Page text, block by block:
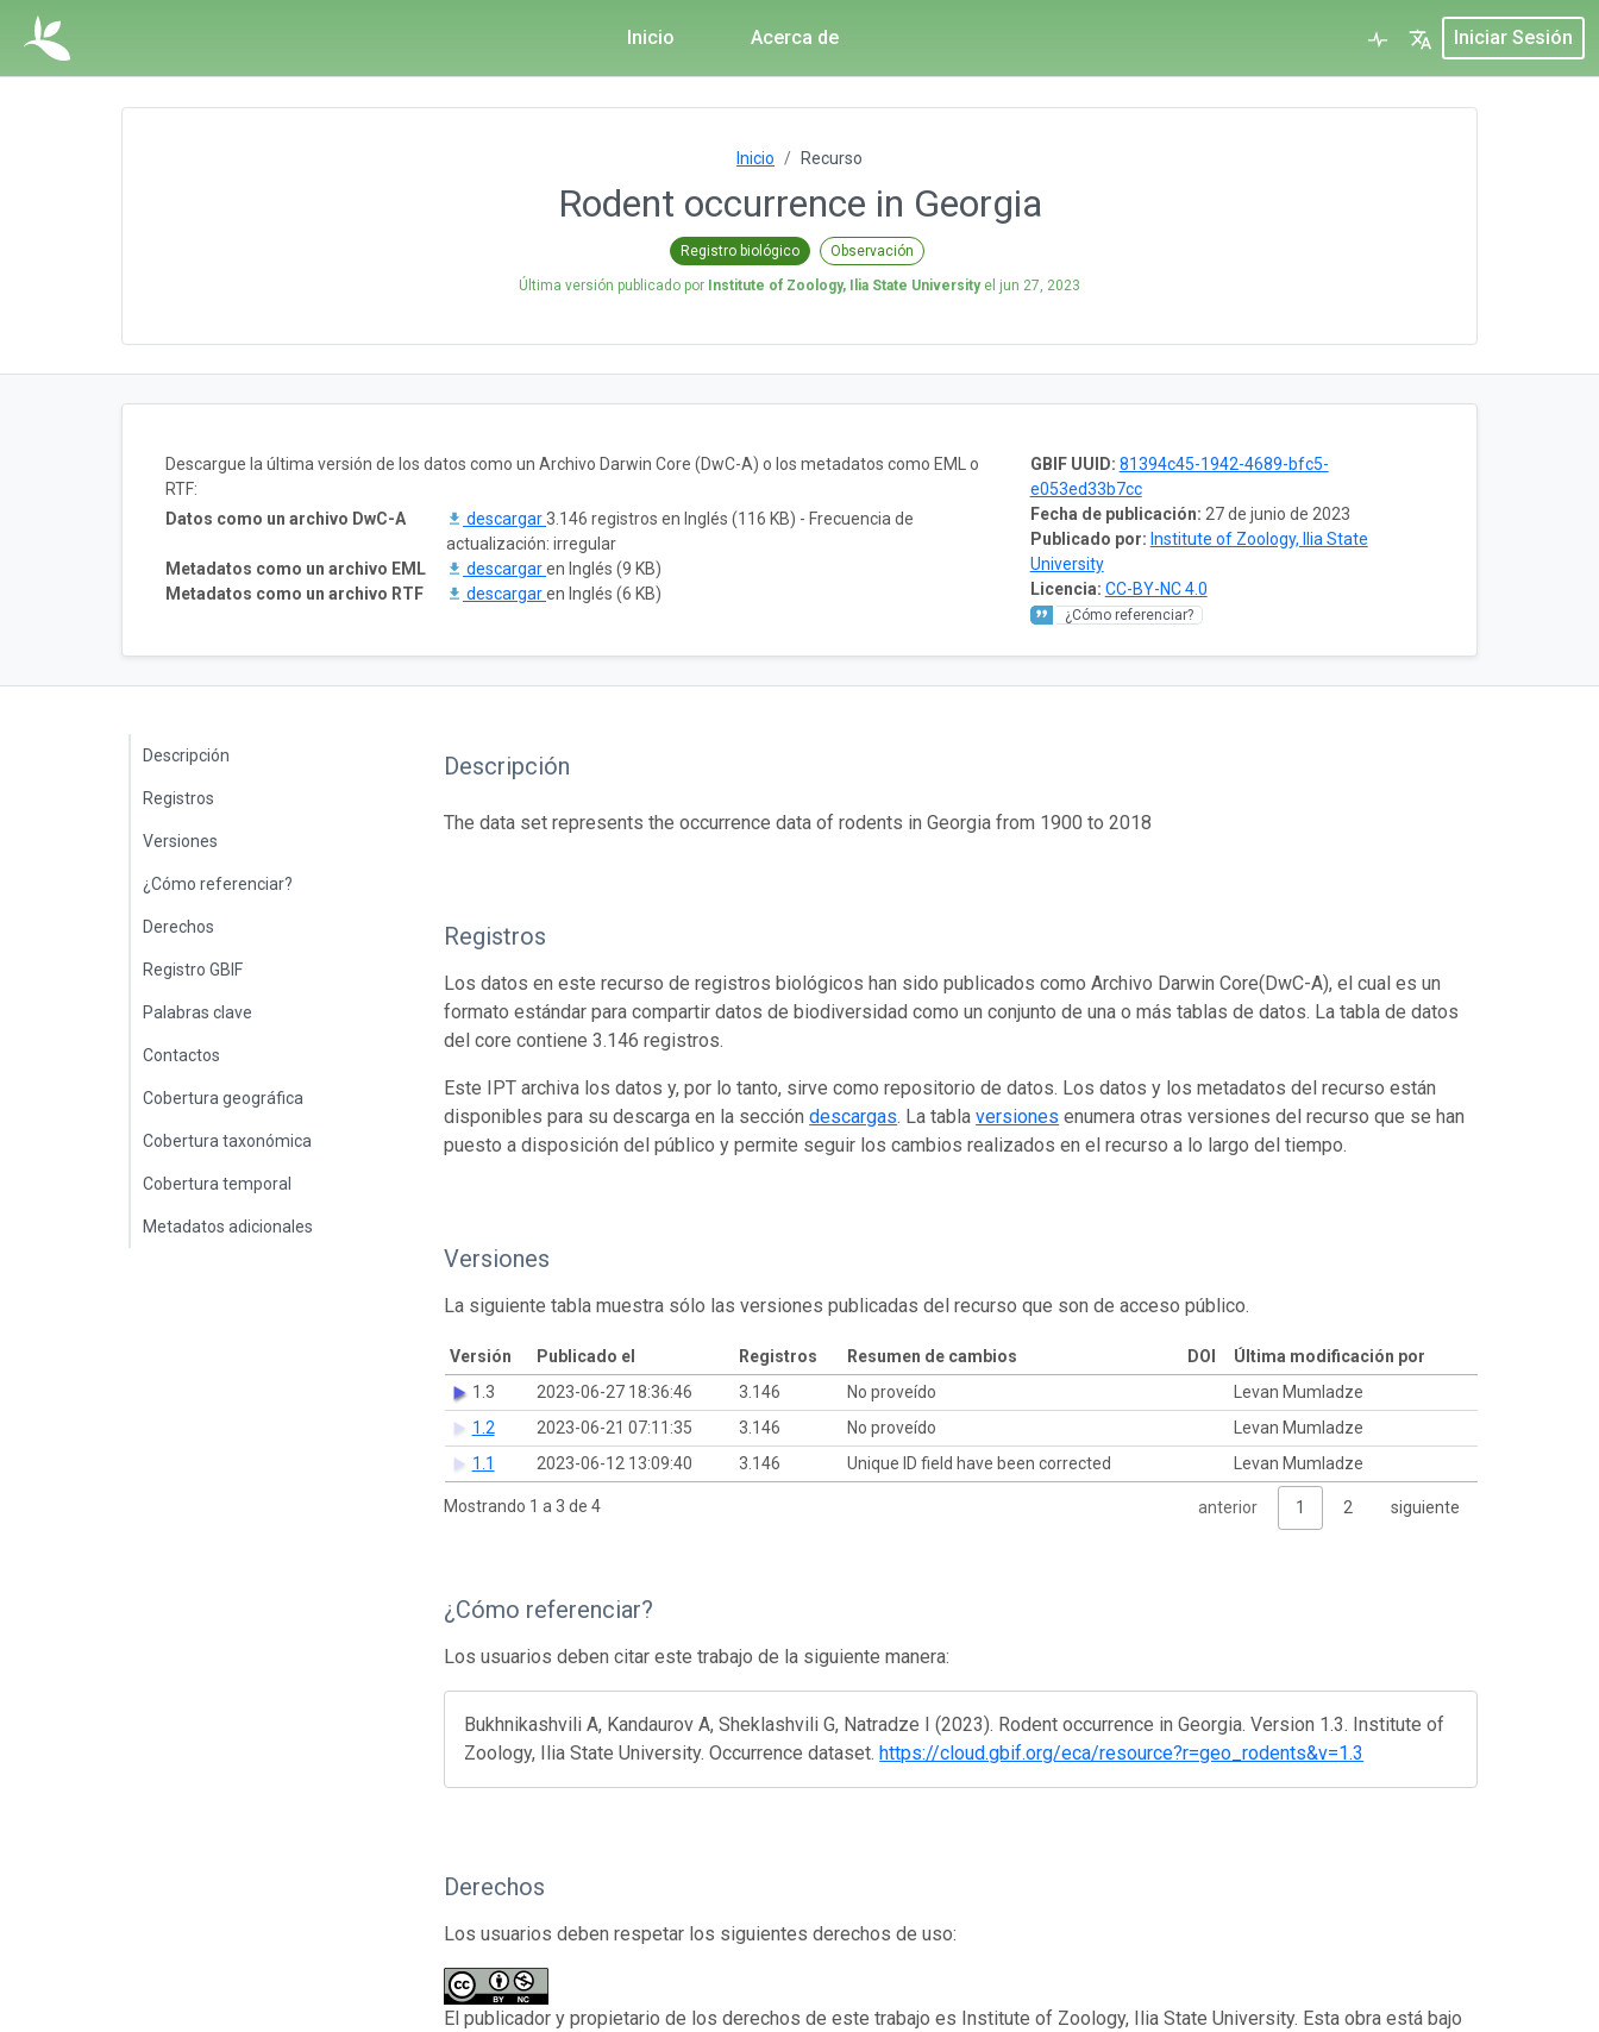
Inicio Acerca de Iniciar Sesión
Inicio Recurso
Rodent occurrence in Georgia
Registro biológico Observación
Última versión publicado por Institute of Zoology, Ilia State Universityel jun 27, 2023
GBIF UUID: 81394c45-1942-4689-bfc5-
e053ed33b7cc
Fecha de publicación: 27 de junio de 2023
Publicado por: Institute of Zoology, Ilia State
University
Licencia: CC-BY-NC 4.0
¿Cómo referenciar?
Descargue la última versión de los datos como un Archivo Darwin Core (DwC-A) o los metadatos como EML o
RTF:
Datos como un archivo DwC-A
descargar3.146 registros en Inglés (116 KB) - Frecuencia de
actualización: irregular
Metadatos como un archivo EML
descargaren Inglés (9 KB)
Metadatos como un archivo RTF
descargaren Inglés (6 KB)
Descripción
Registros
Versiones
¿Cómo referenciar?
Derechos
Registro GBIF
Palabras clave
Contactos
Cobertura geográfica
Cobertura taxonómica
Cobertura temporal
Metadatos adicionales
Descripción
The data set represents the occurrence data of rodents in Georgia from 1900 to 2018
Registros
Los datos en este recurso de registros biológicos han sido publicados como Archivo Darwin Core(DwC-A), el cual es un
formato estándar para compartir datos de biodiversidad como un conjunto de una o más tablas de datos. La tabla de datos
del core contiene 3.146 registros.
Este IPT archiva los datos y, por lo tanto, sirve como repositorio de datos. Los datos y los metadatos del recurso están
disponibles para su descarga en la seccióndescargas. La tablaversiones enumera otras versiones del recurso que se han
puesto a disposición del público y permite seguir los cambios realizados en el recurso a lo largo del tiempo.
Versiones
La siguiente tabla muestra sólo las versiones publicadas del recurso que son de acceso público.
Versión Publicado el Registros Resumen de cambios DOI
Última modificación por
1.3
2023-06-27 18:36:46 3.146 No proveído
Levan Mumladze
1.2
2023-06-21 07:11:35 3.146 No proveído
Levan Mumladze
1.1
2023-06-12 13:09:40 3.146 Unique ID field have been corrected Levan Mumladze
Mostrando 1 a 3 de 4 anterior 1 2 siguiente
¿Cómo referenciar?
Los usuarios deben citar este trabajo de la siguiente manera:
Bukhnikashvili A, Kandaurov A, Sheklashvili G, Natradze I (2023). Rodent occurrence in Georgia. Version 1.3. Institute of
Zoology, Ilia State University. Occurrence dataset. https://cloud.gbif.org/eca/resource?r=geo_rodents&v=1.3
Derechos
Los usuarios deben respetar los siguientes derechos de uso:
El publicador y propietario de los derechos de este trabajo es Institute of Zoology, Ilia State University. Esta obra está bajo